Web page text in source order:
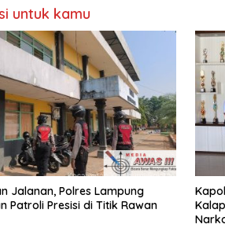
untuk kamu
Jalanan, Polres Lampung
Patroli Presisi di Titik Rawan